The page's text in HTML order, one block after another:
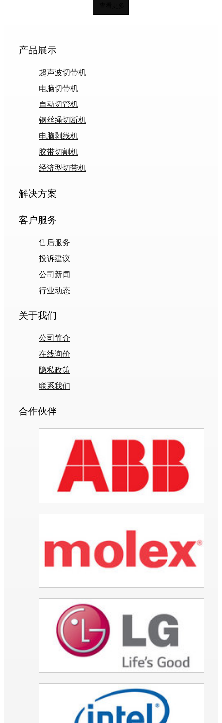
产品展示
超声波切带机
电脑切带机
自动切管机
钢丝绳切断机
电脑剥线机
胶带切割机
经济型切带机
解决方案
客户服务
售后服务
投诉建议
公司新闻
行业动态
关于我们
公司简介
在线询价
隐私政策
联系我们
合作伙伴